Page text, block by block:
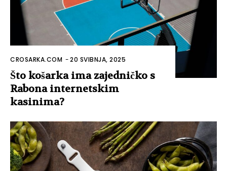
CROSARKA.COM -20 SVIBNJA, 2025
Što košarka ima zajedničko s
Rabona internetskim
kasinima?